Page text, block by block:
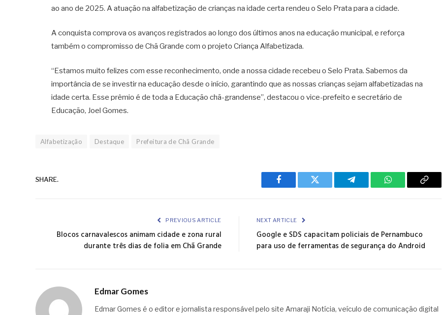
ao ano de 2025. A atuação na alfabetização de crianças na idade certa rendeu o Selo Prata para a cidade.
A conquista comprova os avanços registrados ao longo dos últimos anos na educação municipal, e reforça
também o compromisso de Chã Grande com o projeto Criança Alfabetizada.
“Estamos muito felizes com esse reconhecimento, onde a nossa cidade recebeu o Selo Prata. Sabemos da
importância de se investir na educação desde o início, garantindo que as nossas crianças sejam alfabetizadas na
idade certa. Esse prêmio é de toda a Educação chã-grandense”, destacou o vice-prefeito e secretário de
Educação, Joel Gomes.
Alfabetização Destaque Prefeitura de Chã Grande
SHARE.
Facebook Twitter Telegram WhatsAppCopy
PREVIOUS ARTICLE
Blocos carnavalescos animam cidade e zona rural
durante três dias de folia em Chã Grande
NEXT ARTICLE
Google e SDS capacitam policiais de Pernambuco
para uso de ferramentas de segurança do Android
Edmar Gomes
Edmar Gomes é o editor e jornalista responsável pelo site Amaraji Notícia, veículo de comunicação digital